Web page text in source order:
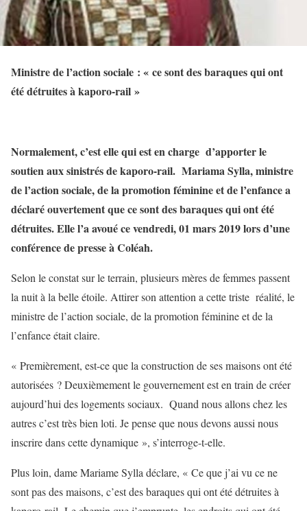
Ministre de l’action sociale : « ce sont des baraques qui ont
été détruites à kaporo-rail »
Normalement, c’est elle qui est en charge d’apporter le
soutien aux sinistrés de kaporo-rail. Mariama Sylla, ministre
de l’action sociale, de la promotion féminine et de l’enfance a
déclaré ouvertement que ce sont des baraques qui ont été
détruites. Elle l’a avoué ce vendredi, 01 mars 2019 lors d’une
conférence de presse à Coléah.
Selon le constat sur le terrain, plusieurs mères de femmes passent
la nuit à la belle étoile. Attirer son attention a cette triste réalité, le
ministre de l’action sociale, de la promotion féminine et de la
l’enfance était claire.
« Premièrement, est-ce que la construction de ses maisons ont été
autorisées ? Deuxièmement le gouvernement est en train de créer
aujourd’hui des logements sociaux. Quand nous allons chez les
autres c’est très bien loti. Je pense que nous devons aussi nous
inscrire dans cette dynamique », s’interroge-t-elle.
Plus loin, dame Mariame Sylla déclare, « Ce que j’ai vu ce ne
sont pas des maisons, c’est des baraques qui ont été détruites à